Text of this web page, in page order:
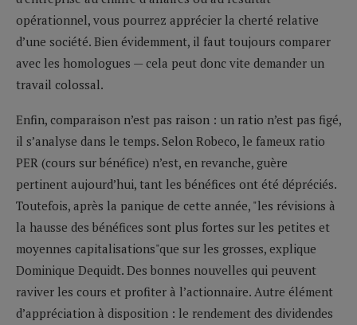
opérationnel, vous pourrez apprécier la cherté relative
d’une société. Bien évidemment, il faut toujours comparer
avec les homologues — cela peut donc vite demander un
travail colossal.
Enfin, comparaison n’est pas raison : un ratio n’est pas figé,
il s’analyse dans le temps. Selon Robeco, le fameux ratio
PER (cours sur bénéfice) n’est, en revanche, guère
pertinent aujourd’hui, tant les bénéfices ont été dépréciés.
Toutefois, après la panique de cette année, "les révisions à
la hausse des bénéfices sont plus fortes sur les petites et
moyennes capitalisations"que sur les grosses, explique
Dominique Dequidt. Des bonnes nouvelles qui peuvent
raviver les cours et profiter à l’actionnaire. Autre élément
d’appréciation à disposition : le rendement des dividendes